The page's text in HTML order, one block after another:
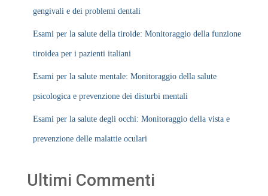
gengivali e dei problemi dentali
Esami per la salute della tiroide: Monitoraggio della funzione
tiroidea per i pazienti italiani
Esami per la salute mentale: Monitoraggio della salute
psicologica e prevenzione dei disturbi mentali
Esami per la salute degli occhi: Monitoraggio della vista e
prevenzione delle malattie oculari
Ultimi Commenti